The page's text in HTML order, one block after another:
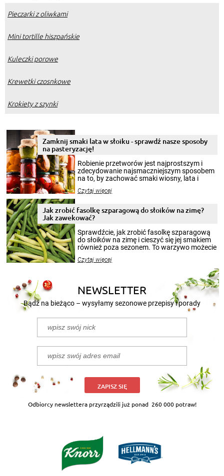
Pieczarki z oliwkami
Mini tortille hiszpańskie
Kuleczki porowe
Krewetki czosnkowe
Krokiety z szynki
Zamknij smaki lata w słoiku - sprawdź nasze sposoby
na pasteryzację!
Robienie przetworów jest najprostszym i
zdecydowanie najsmaczniejszym sposobem
na to, by zachować smaki wiosny, lata i
krajobrazów, by cieszyć nimi oko w sezonie
pełni poczuć atmosferę cieplejszych
miesięcy. Przygotowanie słoików ze
smakowitą zawartością musi obejmować
patenty, które pozwolą zachować świeżość
przetworów.
Czytaj więcej
Jak zrobić fasolkę szparagową do słoików na zimę?
Jak zawekować?
Sprawdźcie, jak zrobić fasolkę szparagową
do słoików na zimę i cieszyć się jej smakiem
również poza sezonem. To warzywo możecie
nasze propozycje!
Czytaj więcej
NEWSLETTER
Bądź na bieżąco – wysyłamy sezonowe przepisy i porady
ZAPISZ SIĘ
Odbiorcy newslettera przyrządzili już ponad 260 000 potraw!